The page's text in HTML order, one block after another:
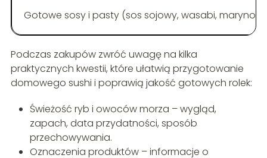
Gotowe sosy i pasty (sos sojowy, wasabi,
Podczas zakupów zwróć uwagę na kilka
praktycznych kwestii, które ułatwią przygotowanie
domowego sushi i poprawią jakość gotowych rolek:
Świeżość ryb i owoców morza – wygląd,
zapach, data przydatności, sposób
przechowywania.
Oznaczenia produktów – informacje o